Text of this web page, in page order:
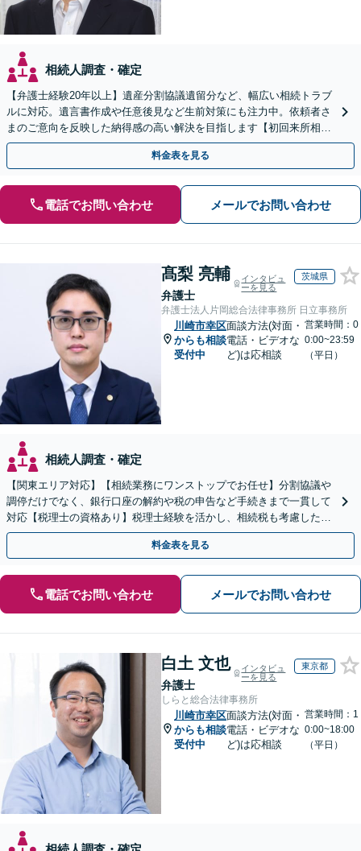
相続人調査・確定
【弁護士経験20年以上】遺産分割協議遺留分など、幅広い相続トラブ
ルに対応。遺言書作成や任意後見など生前対策にも注力中。依頼者さ
まのご意向を反映した納得感の高い解決を目指します【初回来所相談
無料】【電話相談・web面談可】【千葉中央駅5分】
料金表を見る
電話でお問い合わせ メールでお問い合わせ
髙梨 亮輔
弁護士
インタビュ
ーを見る
茨城県
弁護士法人片岡総合法律事務所 日立事務所
川崎市幸区
からも相談
受付中
面談方法(対面・
電話・ビデオな
ど)は応相談
営業時間：0
0:00~23:59
（平日）
相続人調査・確定
【関東エリア対応】【相続業務にワンストップでお任せ】分割協議や
調停だけでなく、銀行口座の解約や税の申告など手続きまで一貫して
対応【税理士の資格あり】税理士経験を活かし、相続税も考慮した相
続手続きもお任せください【初回相談無料】生前贈与も対応
料金表を見る
電話でお問い合わせ メールでお問い合わせ
白土 文也
弁護士
インタビュ
ーを見る
東京都
しらと総合法律事務所
川崎市幸区
からも相談
受付中
面談方法(対面・
電話・ビデオな
ど)は応相談
営業時間：1
0:00~18:00
（平日）